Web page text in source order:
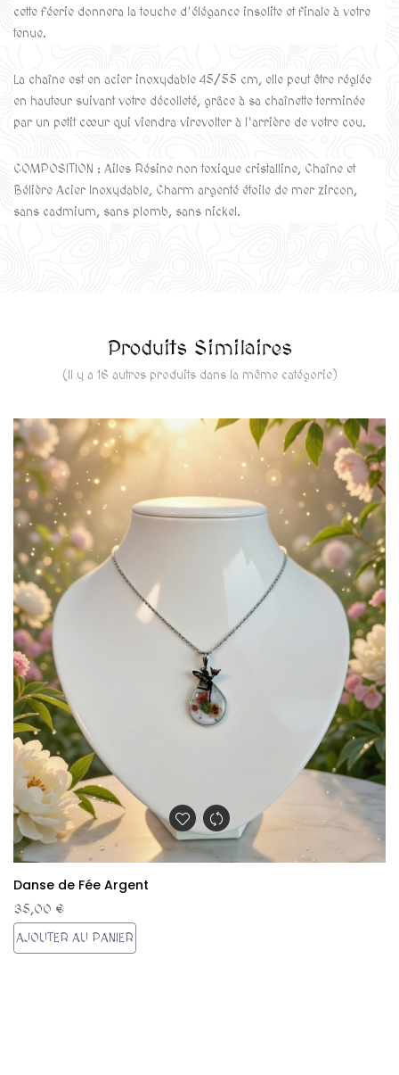
cette féerie donnera la touche d'élégance insolite et finale à votre
tenue.
La chaîne est en acier inoxydable 45/55 cm, elle peut être réglée
en hauteur suivant votre décolleté, grâce à sa chaînette terminée
par un petit cœur qui viendra virevolter à l'arrière de votre cou.
COMPOSITION : Ailes Résine non toxique cristalline, Chaîne et
Bélière Acier Inoxydable, Charm argenté étoile de mer zircon,
sans cadmium, sans plomb, sans nickel.
Produits Similaires
(Il y a 16 autres produits dans la même catégorie)
Danse de Fée Argent
35,00 €
AJOUTER AU PANIER